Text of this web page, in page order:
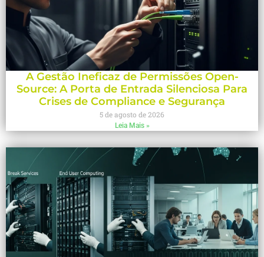
A Gestão Ineficaz de Permissões Open-
Source: A Porta de Entrada Silenciosa Para
Crises de Compliance e Segurança
5 de agosto de 2026
Leia Mais »